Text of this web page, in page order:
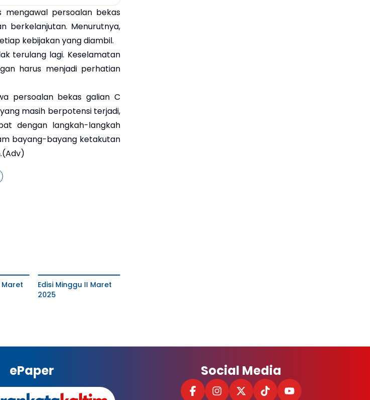
mengawal persoalan bekas
berkelanjutan. Menurutnya,
kebijakan yang diambil.
terulang lagi. Keselamatan
harus menjadi perhatian
persoalan bekas galian C
masih berpotensi terjadi,
dengan langkah-langkah
bayang-bayang ketakutan
Maret
Edisi Minggu II Maret
2025
ePaper Social Media